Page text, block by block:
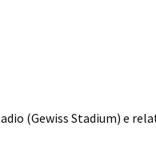
(Gewiss Stadium) e